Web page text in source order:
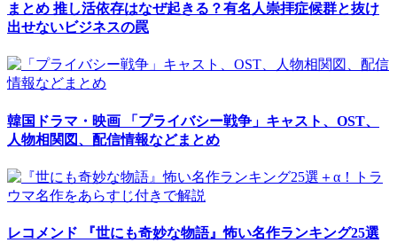
まとめ 推し活依存はなぜ起きる？有名人崇拝症候群と抜け
出せないビジネスの罠
韓国ドラマ・映画 「プライバシー戦争」キャスト、OST、
人物相関図、配信情報などまとめ
レコメンド 『世にも奇妙な物語』怖い名作ランキング25選